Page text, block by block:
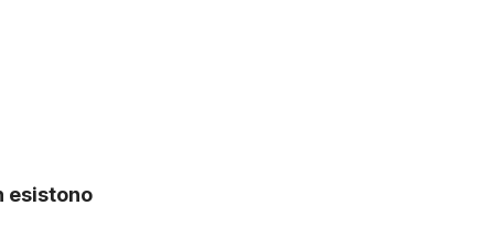
esistono